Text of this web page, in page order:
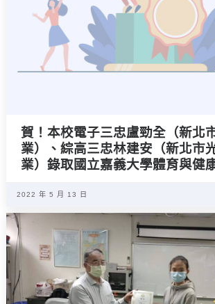
賀！本校電子三忠盧勁全（新北
業）、綜高三忠林建安（新北市
業）錄取國立嘉義大學體育與健
2022 年 5 月 13 日